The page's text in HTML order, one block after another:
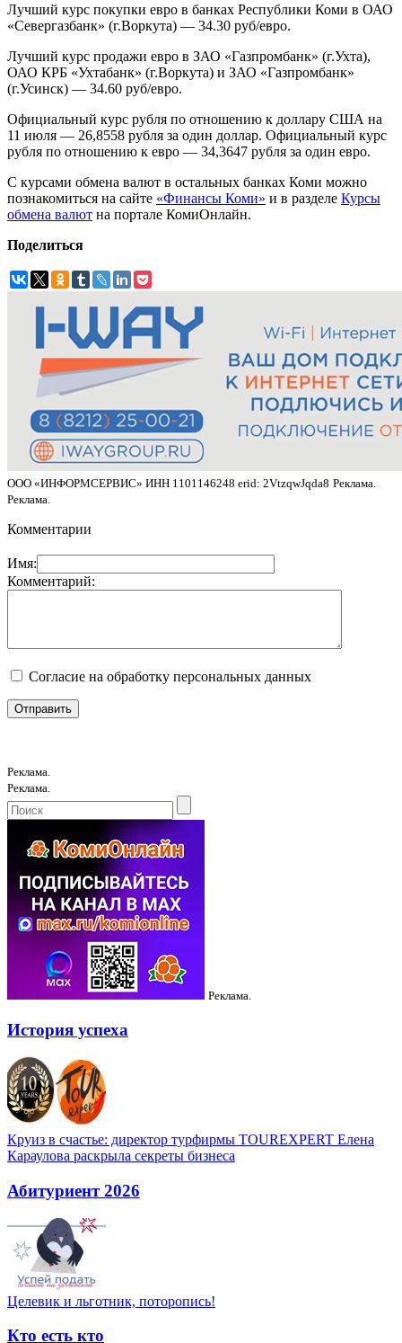
Лучший курс покупки евро в банках Республики Коми в ОАО
«Севергазбанк» (г.Воркута) — 34.30 руб/евро.
Лучший курс продажи евро в ЗАО «Газпромбанк» (г.Ухта),
ОАО КРБ «Ухтабанк» (г.Воркута) и ЗАО «Газпромбанк»
(г.Усинск) — 34.60 руб/евро.
Официальный курс рубля по отношению к доллару США на
11 июля — 26,8558 рубля за один доллар. Официальный курс
рубля по отношению к евро — 34,3647 рубля за один евро.
С курсами обмена валют в остальных банках Коми можно
познакомиться на сайте «Финансы Коми» и в разделе Курсы
обмена валют на портале КомиОнлайн.
Поделиться
ООО «ИНФОРМСЕРВИС» ИНН 1101146248 erid: 2VtzqwJqda8 Реклама.
Реклама.
Комментарии
Имя:
Комментарий:
Согласие на обработку персональных данных
Реклама.
Реклама.
Реклама.
История успеха
Круиз в счастье: директор турфирмы TOUREXPERT Елена
Караулова раскрыла секреты бизнеса
Абитуриент 2026
Целевик и льготник, поторопись!
Кто есть кто